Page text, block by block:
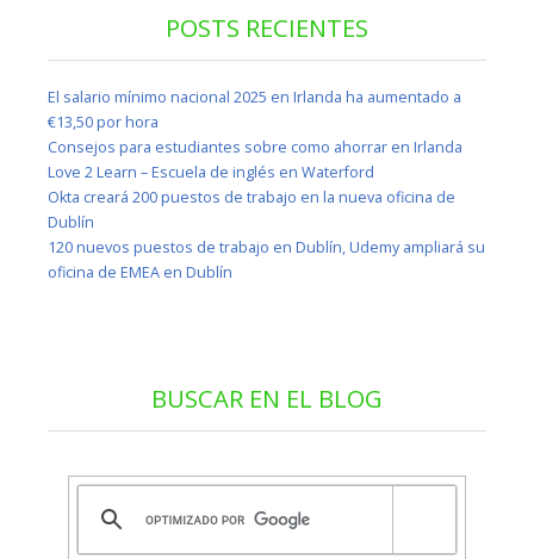
POSTS RECIENTES
El salario mínimo nacional 2025 en Irlanda ha aumentado a
€13,50 por hora
Consejos para estudiantes sobre como ahorrar en Irlanda
Love 2 Learn – Escuela de inglés en Waterford
Okta creará 200 puestos de trabajo en la nueva oficina de
Dublín
120 nuevos puestos de trabajo en Dublín, Udemy ampliará su
oficina de EMEA en Dublín
BUSCAR EN EL BLOG